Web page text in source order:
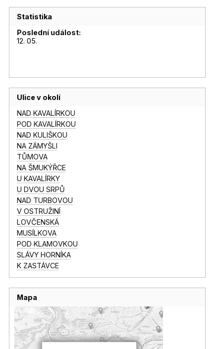
Statistika
Poslední událost:
12. 05.
Ulice v okolí
NAD KAVALÍRKOU
POD KAVALÍRKOU
NAD KULIŠKOU
NA ZÁMYŠLI
TŮMOVA
NA ŠMUKÝŘCE
U KAVALÍRKY
U DVOU SRPŮ
NAD TURBOVOU
V OSTRUŽINÍ
LOVČENSKÁ
MUSÍLKOVA
POD KLAMOVKOU
SLÁVY HORNÍKA
K ZASTÁVCE
Mapa